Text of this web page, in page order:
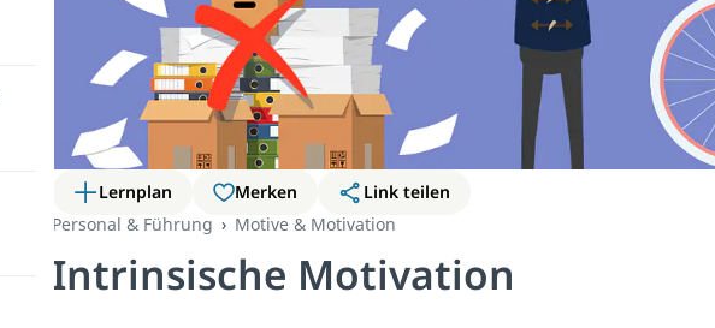
Lernplan Merken
Link teilen
Personal & Führung
Motive & Motivation
Intrinsische Motivation